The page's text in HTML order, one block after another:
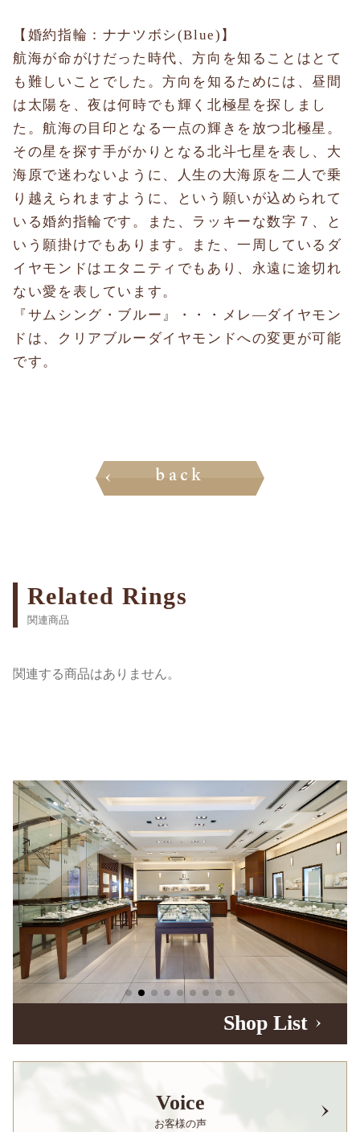
【婚約指輪：ナナツボシ(Blue)】
航海が命がけだった時代、方向を知ることはとて
も難しいことでした。方向を知るためには、昼間
は太陽を、夜は何時でも輝く北極星を探しまし
た。航海の目印となる一点の輝きを放つ北極星。
その星を探す手がかりとなる北斗七星を表し、大
海原で迷わないように、人生の大海原を二人で乗
り越えられますように、という願いが込められて
いる婚約指輪です。また、ラッキーな数字７、と
いう願掛けでもあります。また、一周しているダ
イヤモンドはエタニティでもあり、永遠に途切れ
ない愛を表しています。
『サムシング・ブルー』・・・メレ―ダイヤモン
ドは、クリアブルーダイヤモンドへの変更が可能
です。
back
Related Rings
関連商品
関連する商品はありません。
Shop List
Voice
お客様の声